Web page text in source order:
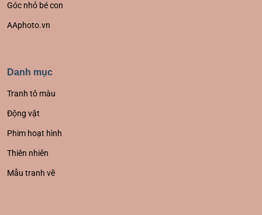
Góc nhỏ bé con
AAphoto.vn
Danh mục
Tranh tô màu
Động vật
Phim hoạt hình
Thiên nhiên
Mẫu tranh vẽ